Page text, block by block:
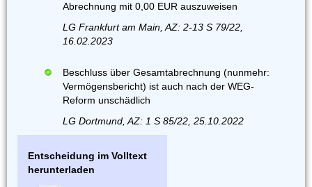
Abrechnung mit 0,00 EUR auszuweisen
LG Frankfurt am Main, AZ: 2-13 S 79/22,
16.02.2023
Beschluss über Gesamtabrechnung (nunmehr:
Vermögensbericht) ist auch nach der WEG-
Reform unschädlich
LG Dortmund, AZ: 1 S 85/22, 25.10.2022
Entscheidung im Volltext
herunterladen